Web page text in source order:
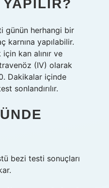
günün herhangi bir
karnına yapılabilir.
kan alınır ve
(IV) olarak
Dakikalar içinde
sonlandırılır.
bezi testi sonuçları